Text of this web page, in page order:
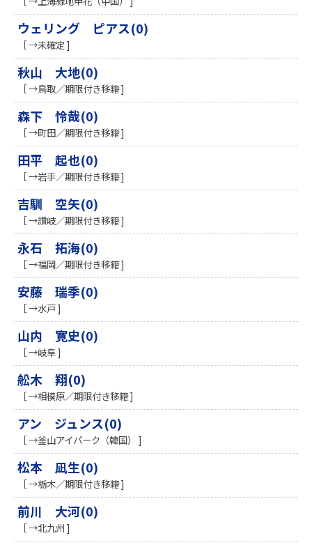
ウェリング ピアス(0)
［ →未確定 ]
秋山 大地(0)
［ →鳥取／期限付き移籍 ]
森下 怜哉(0)
［ →町田／期限付き移籍 ]
田平 起也(0)
［ →岩手／期限付き移籍 ]
吉馴 空矢(0)
［ →讃岐／期限付き移籍 ]
永石 拓海(0)
［ →福岡／期限付き移籍 ]
安藤 瑞季(0)
［ →水戸 ]
山内 寛史(0)
［ →岐阜 ]
舩木 翔(0)
［ →相模原／期限付き移籍 ]
アン ジュンス(0)
［ →釜山アイパーク（韓国） ]
松本 凪生(0)
［ →栃木／期限付き移籍 ]
前川 大河(0)
［ →北九州 ]